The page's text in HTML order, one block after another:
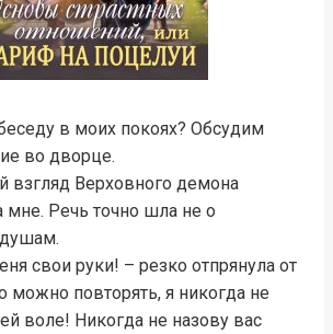
в моих покоях? Обсудим
во дворце.
взгляд Верховного демона
мне. Речь точно шла не о
свои руки! – резко отпрянула от
можно повторять, я никогда не
воле! Никогда не назову вас